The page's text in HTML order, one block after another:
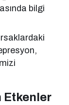
bilgi
Etkenler